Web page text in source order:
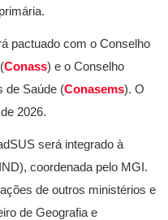
pactuado com o Conselho
Conass) e o Conselho
de Saúde (Conasems). O
2026.
será integrado à
coordenada pelo MGI.
de outros ministérios e
de Geografia e